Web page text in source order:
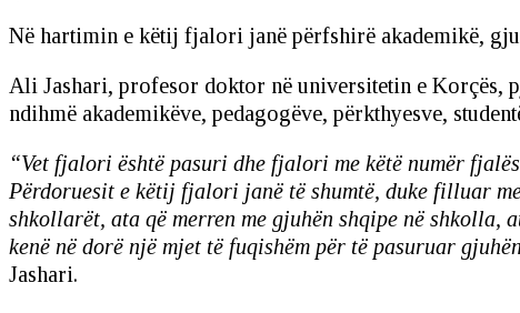
Në hartimin e këtij fjalori janë përfshirë akademikë,
Ali Jashari, profesor doktor në universitetin e Korçës,
ndihmë akademikëve, pedagogëve, përkthyesve,
“Vet fjalori është pasuri dhe fjalori me këtë numër
Përdoruesit e këtij fjalori janë të shumtë, duke filluar
shkollarët, ata që merren me gjuhën shqipe në shkolla,
kenë në dorë një mjet të fuqishëm për të pasuruar
Jashari.